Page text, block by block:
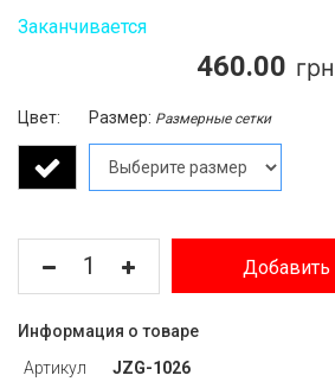
Заканчивается
460.00
Цвет: Размер: Размерные сетки
Добавить
Информация о товаре
Артикул
JZG-1026